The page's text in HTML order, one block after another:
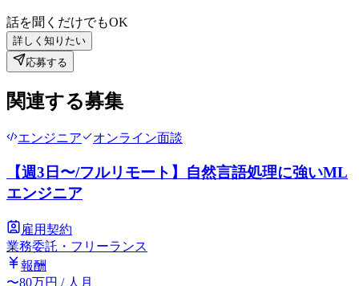
話を聞くだけでもOK
詳しく知りたい
応募する
関連する募集
エンジニア オンライン面談
【週3日〜/フルリモート】自然言語処理に強いML
エンジニア
雇用契約
業務委託・フリーランス
報酬
〜80万円 / 人月